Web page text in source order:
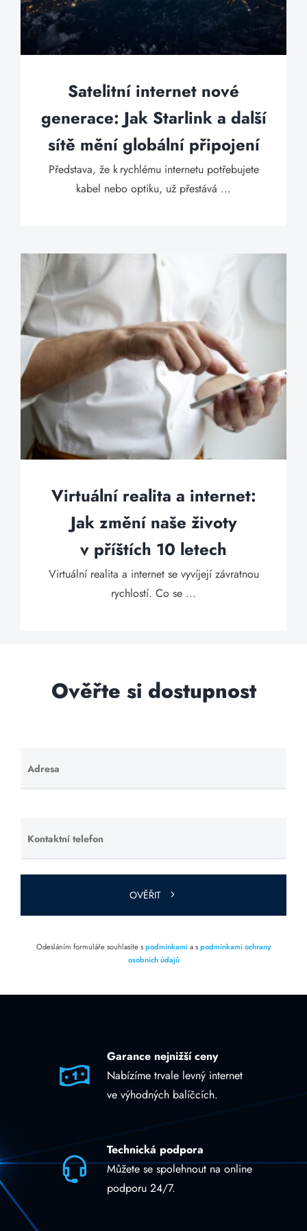
Satelitní internet nové
generace: Jak Starlink a další
sítě mění globální připojení
Představa, že k rychlému internetu potřebujete
kabel nebo optiku, už přestává ...
Virtuální realita a internet:
Jak změní naše životy
v příštích 10 letech
Virtuální realita a internet se vyvíjejí závratnou
rychlostí. Co se ...
Ověřte si dostupnost
Adresa
Ponechte
toto pole
Kontaktní telefon
Ponechte
toto pole
prázdné.
OVĚŘIT
Odesláním formuláře souhlasíte spodmínkamia spodmínkami ochrany
osobních údajů
Garance nejnižší ceny
Nabízíme trvale levný internet
ve výhodných balíčcích.
Technická podpora
Můžete se spolehnout na online
podporu 24/7.